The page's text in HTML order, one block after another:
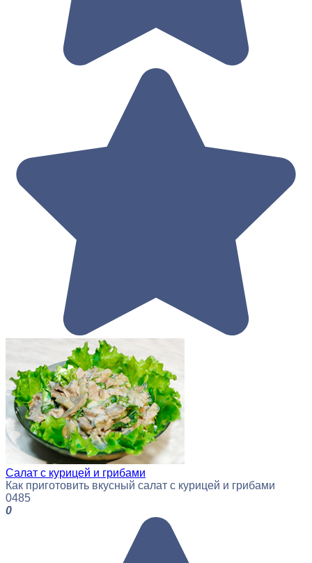
Салат с курицей и грибами
Как приготовить вкусный салат с курицей и грибами
0485
0